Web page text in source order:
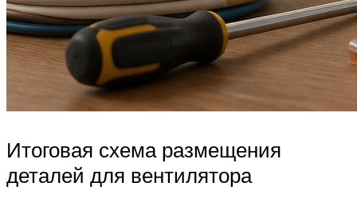
Итоговая схема размещения
деталей для вентилятора